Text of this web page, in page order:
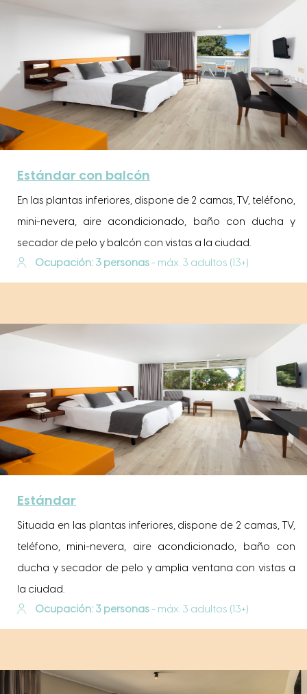
Estándar con balcón
En las plantas inferiores, dispone de 2 camas, TV, teléfono,
mini-nevera, aire acondicionado, baño con ducha y
secador de pelo y balcón con vistas a la ciudad.
Ocupación: 3 personas- máx. 3 adultos (13+)
Estándar
Situada en las plantas inferiores, dispone de 2 camas, TV,
teléfono, mini-nevera, aire acondicionado, baño con
ducha y secador de pelo y amplia ventana con vistas a
la ciudad.
Ocupación: 3 personas- máx. 3 adultos (13+)